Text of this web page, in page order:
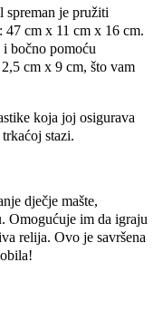
spreman je pružiti
47 cm x 11 cm x 16 cm.
bočno pomoću
cm x 9 cm, što vam
koja joj osigurava
stazi.
dječje mašte,
Omogućuje im da igraju
relija. Ovo je savršena